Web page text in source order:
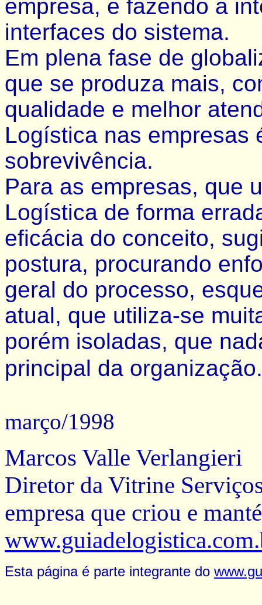
empresa, e fazendo a
interfaces do sistema.
Em plena fase de
que se produza mais,
qualidade e melhor
Logística nas empresas
sobrevivência.
Para as empresas, que
Logística de forma
eficácia do conceito,
postura, procurando
geral do processo,
atual, que utiliza-se
porém isoladas, que
principal da organização.
março/1998
Marcos Valle Verlangieri
Diretor da Vitrine
empresa que criou e
Esta página é parte integrante do